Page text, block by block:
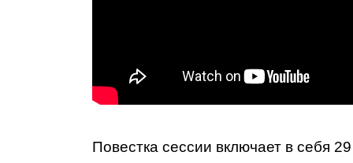
Повестка сессии включает в себя